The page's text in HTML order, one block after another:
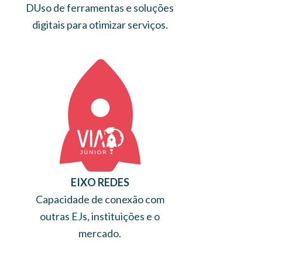
DUso de ferramentas e soluções
digitais para otimizar serviços.
EIXO REDES
Capacidade de conexão com
outras EJs, instituições e o
mercado.